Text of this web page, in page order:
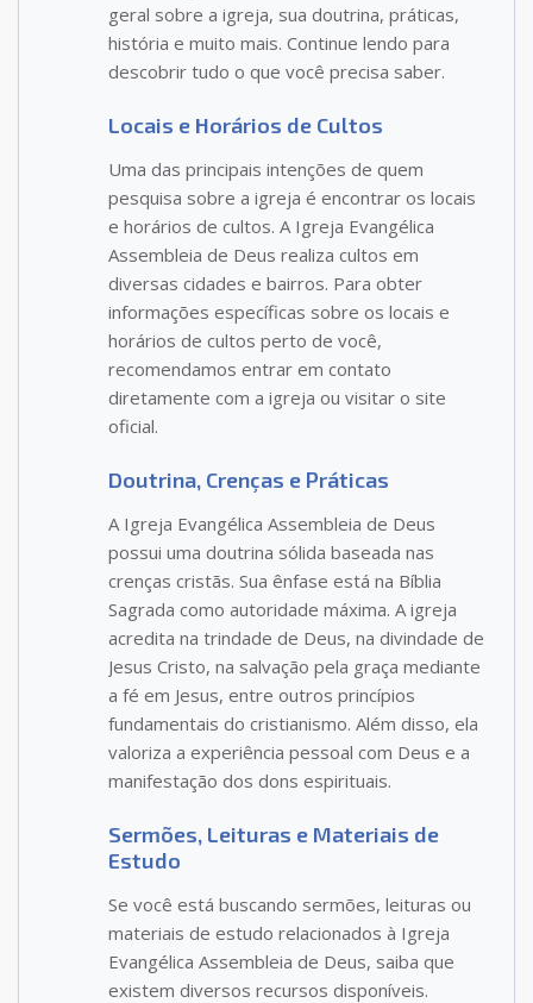
geral sobre a igreja, sua doutrina, práticas,
história e muito mais. Continue lendo para
descobrir tudo o que você precisa saber.
Locais e Horários de Cultos
Uma das principais intenções de quem
pesquisa sobre a igreja é encontrar os locais
e horários de cultos. A Igreja Evangélica
Assembleia de Deus realiza cultos em
diversas cidades e bairros. Para obter
informações específicas sobre os locais e
horários de cultos perto de você,
recomendamos entrar em contato
diretamente com a igreja ou visitar o site
oficial.
Doutrina, Crenças e Práticas
A Igreja Evangélica Assembleia de Deus
possui uma doutrina sólida baseada nas
crenças cristãs. Sua ênfase está na Bíblia
Sagrada como autoridade máxima. A igreja
acredita na trindade de Deus, na divindade de
Jesus Cristo, na salvação pela graça mediante
a fé em Jesus, entre outros princípios
fundamentais do cristianismo. Além disso, ela
valoriza a experiência pessoal com Deus e a
manifestação dos dons espirituais.
Sermões, Leituras e Materiais de
Estudo
Se você está buscando sermões, leituras ou
materiais de estudo relacionados à Igreja
Evangélica Assembleia de Deus, saiba que
existem diversos recursos disponíveis.